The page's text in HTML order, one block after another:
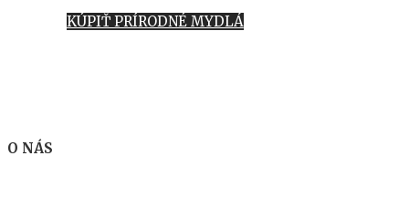
KÚPIŤ PRÍRODNÉ MYDLÁ
O NÁS